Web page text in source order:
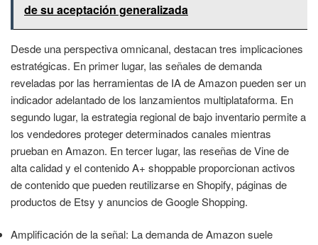
de su aceptación generalizada
Desde una perspectiva omnicanal, destacan tres implicaciones
estratégicas. En primer lugar, las señales de demanda
reveladas por las herramientas de IA de Amazon pueden ser un
indicador adelantado de los lanzamientos multiplataforma. En
segundo lugar, la estrategia regional de bajo inventario permite a
los vendedores proteger determinados canales mientras
prueban en Amazon. En tercer lugar, las reseñas de Vine de
alta calidad y el contenido A+ shoppable proporcionan activos
de contenido que pueden reutilizarse en Shopify, páginas de
productos de Etsy y anuncios de Google Shopping.
Amplificación de la señal: La demanda de Amazon suele